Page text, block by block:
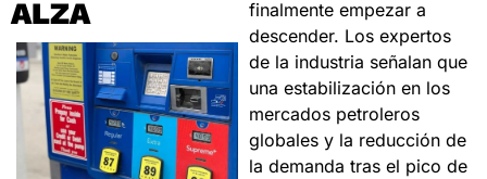
ALZA
finalmente empezar a
descender. Los expertos
de la industria señalan que
una estabilización en los
mercados petroleros
globales y la reducción de
la demanda tras el pico de